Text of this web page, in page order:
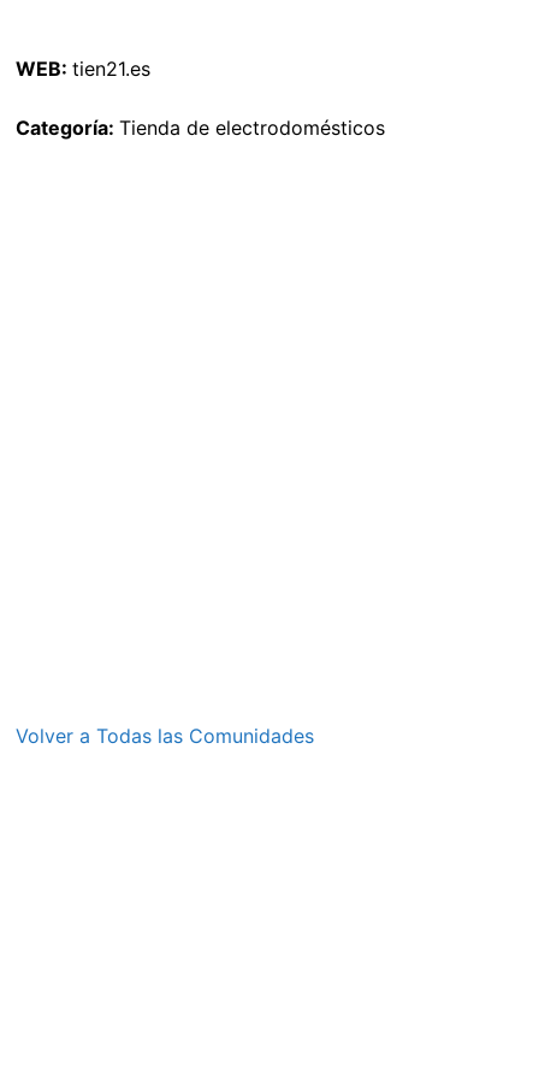
WEB: tien21.es
Categoría: Tienda de electrodomésticos
Volver a Todas las Comunidades